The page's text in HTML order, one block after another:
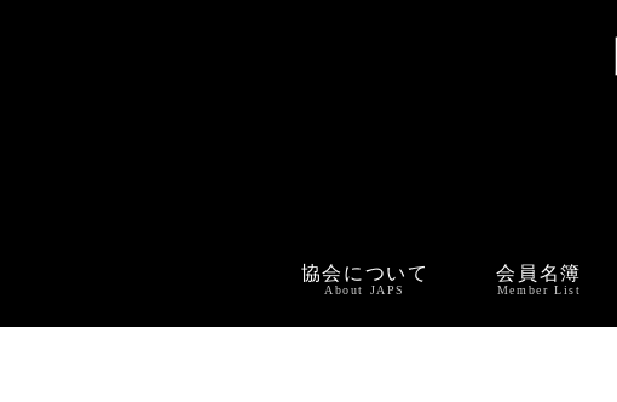
協会について
About JAPS
会員名簿
Member List